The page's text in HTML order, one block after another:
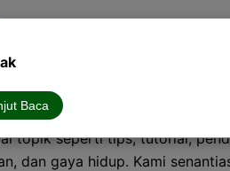
kontak UNU-NTB.
memberikan informasi dan
topik seperti tips, tutorial,
dan gaya hidup. Kami
Baca